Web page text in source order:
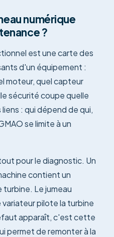
numérique
?
est une carte des
d'un équipement :
moteur, quel capteur
sécurité coupe quelle
: qui dépend de qui,
se limite à un
pour le diagnostic. Un
contient un
turbine. Le jumeau
pilote la turbine
apparaît, c'est cette
permet de remonter à la